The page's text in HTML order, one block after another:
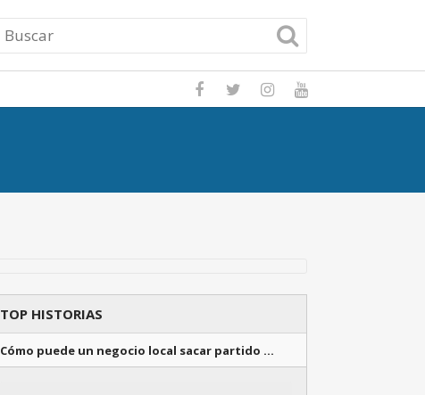
TOP HISTORIAS
Cómo puede un negocio local sacar partido …